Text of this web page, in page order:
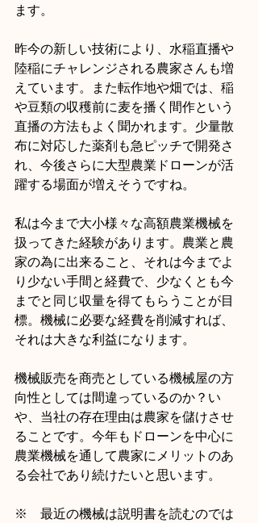
ます。
昨今の新しい技術により、水稲直播や
陸稲にチャレンジされる農家さんも増
えています。また転作地や畑では、稲
や豆類の収穫前に麦を播く間作という
直播の方法もよく聞かれます。少量散
布に対応した薬剤も急ピッチで開発さ
れ、今後さらに大型農業ドローンが活
躍する場面が増えそうですね。
私は今まで大小様々な高額農業機械を
扱ってきた経験があります。農業と農
家の為に出来ること、それは今までよ
り少ない手間と経費で、少なくとも今
までと同じ収量を得てもらうことが目
標。機械に必要な経費を削減すれば、
それは大きな利益になります。
機械販売を商売としている機械屋の方
向性としては間違っているのか？い
や、当社の存在理由は農家を儲けさせ
ることです。今年もドローンを中心に
農業機械を通して農家にメリットのあ
る会社であり続けたいと思います。
※　最近の機械は説明書を読むのでは